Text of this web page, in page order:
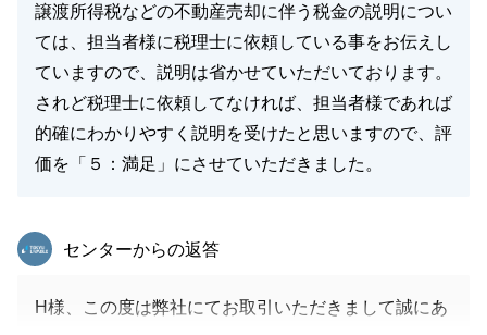
譲渡所得税などの不動産売却に伴う税金の説明につい
ては、担当者様に税理士に依頼している事をお伝えし
ていますので、説明は省かせていただいております。
されど税理士に依頼してなければ、担当者様であれば
的確にわかりやすく説明を受けたと思いますので、評
価を「５：満足」にさせていただきました。
東急リバブル
センターからの返答
H様、この度は弊社にてお取引いただきまして誠にあ